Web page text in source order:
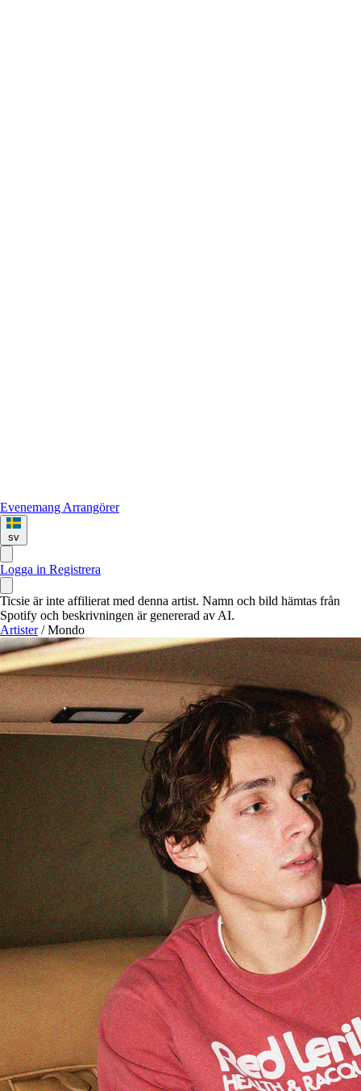
Evenemang Arrangörer
sv
Logga in Registrera
Ticsie är inte affilierat med denna artist. Namn och bild hämtas från
Spotify och beskrivningen är genererad av AI.
Artister / Mondo